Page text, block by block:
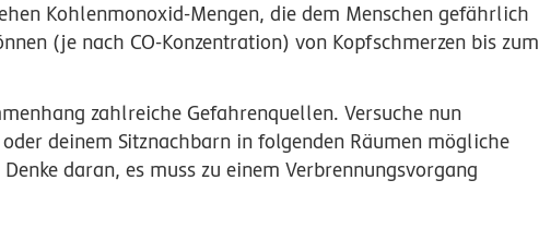
Kohlenmonoxid-Mengen, die dem Menschen gefährlich
(je nach CO-Konzentration) von Kopfschmerzen bis zum
zahlreiche Gefahrenquellen. Versuche nun
deinem Sitznachbarn in folgenden Räumen mögliche
daran, es muss zu einem Verbrennungsvorgang